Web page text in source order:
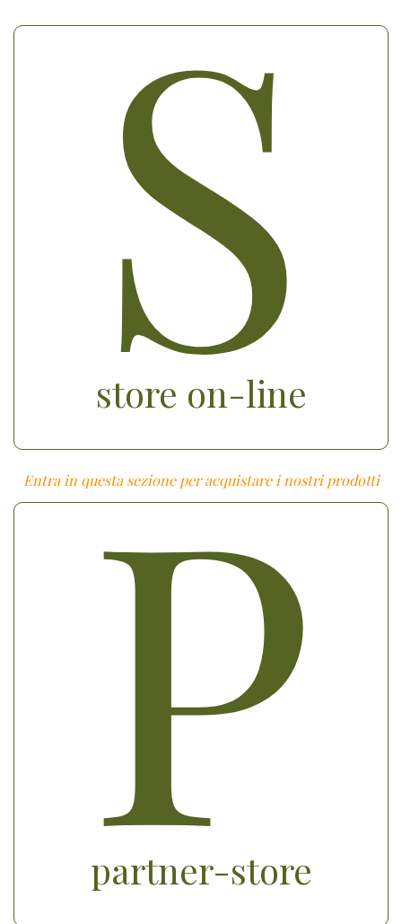
S
store on-line
Entra in questa sezione per acquistare i nostri prodotti
P
partner-store